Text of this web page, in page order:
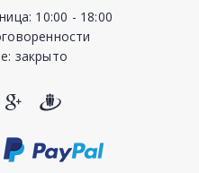
10:00 - 18:00
закрыто